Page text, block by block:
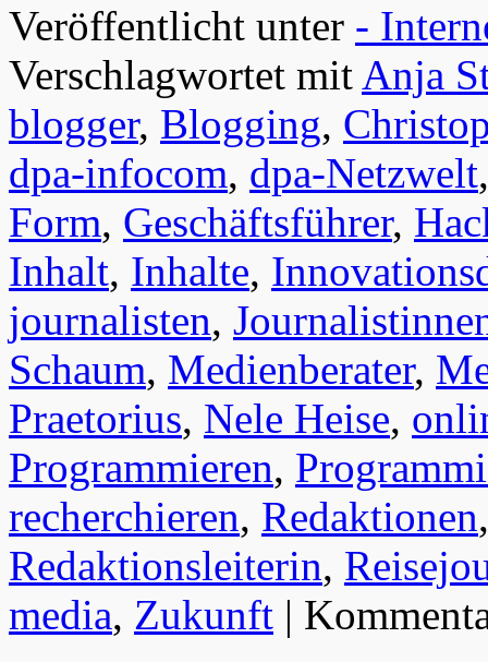
Veröffentlicht unter -
Verschlagwortet mit Anja
blogger, Blogging,
dpa-infocom, dpa-Netzwelt
Form, Geschäftsführer,
Inhalt, Inhalte,
journalisten,
Schaum, Medienberater,
Praetorius, Nele Heise,
Programmieren,
recherchieren, Redaktionen
Redaktionsleiterin,
media, Zukunft |